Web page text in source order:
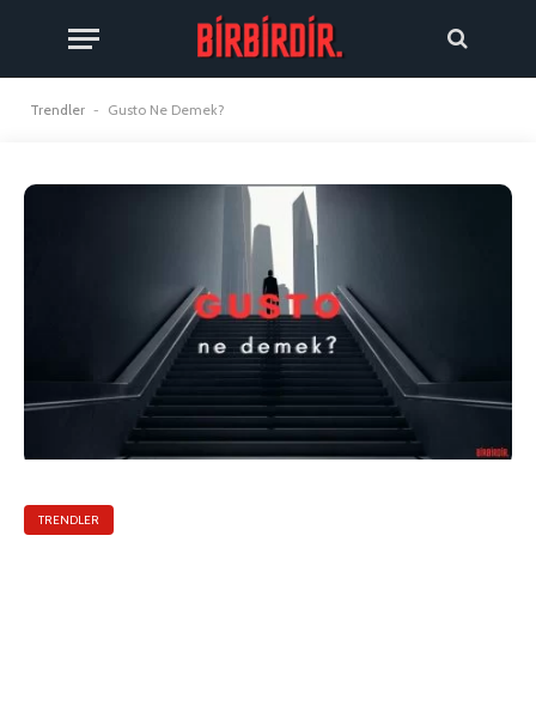
Trendler - Gusto Ne Demek?
TRENDLER